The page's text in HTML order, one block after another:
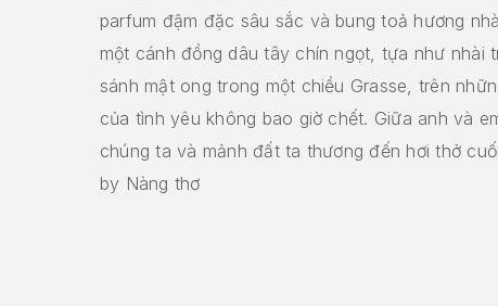
parfum đậm đặc sâu sắc và bung toả hương
một cánh đồng dâu tây chín ngọt, tựa như nhài
sánh mật ong trong một chiều Grasse, trên
của tình yêu không bao giờ chết. Giữa anh và
chúng ta và mảnh đất ta thương đến hơi thở
by Nàng thơ